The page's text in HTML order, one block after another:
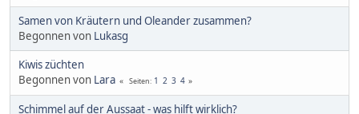
Samen von Kräutern und Oleander zusammen?
Begonnen von Lukasg
Kiwis züchten
Begonnen von Lara Seiten 1 2 3 4
Schimmel auf der Aussaat - was hilft wirklich?